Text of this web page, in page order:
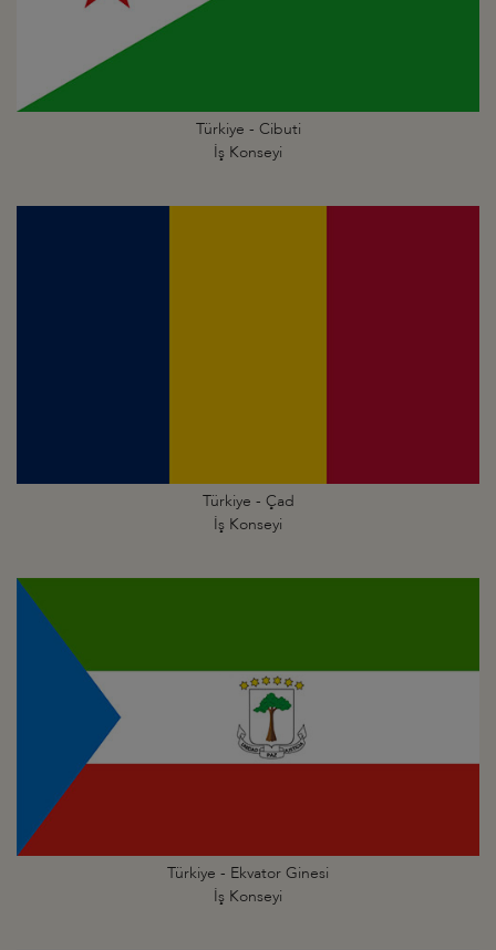
Türkiye - Cibuti
İş Konseyi
Türkiye - Çad
İş Konseyi
Türkiye - Ekvator Ginesi
İş Konseyi